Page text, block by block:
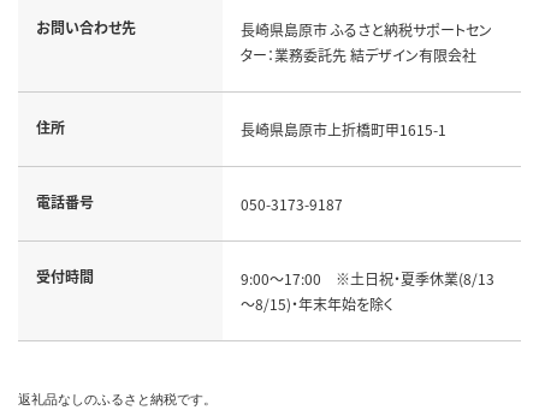
お問い合わせ先
長崎県島原市 ふるさと納税サポートセン
ター：業務委託先 結デザイン有限会社
住所 長崎県島原市上折橋町甲1615-1
電話番号 050-3173-9187
受付時間
9:00～17:00　※土日祝・夏季休業(8/13
～8/15)・年末年始を除く
返礼品なしのふるさと納税です。